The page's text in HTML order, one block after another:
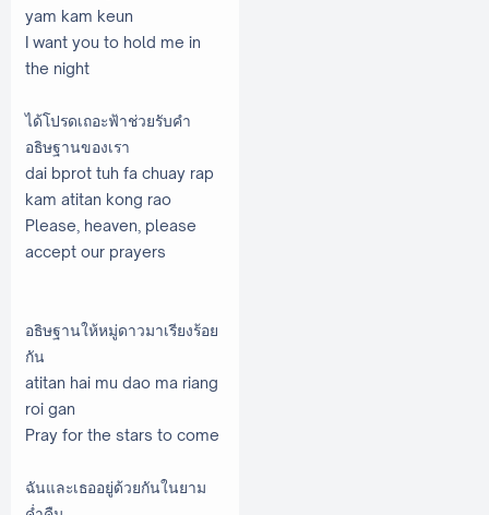
yam kam keun
I want you to hold me in
the night
ได้โปรดเถอะฟ้าช่วยรับคำ
อธิษฐานของเรา
dai bprot tuh fa chuay rap
kam atitan kong rao
Please, heaven, please
accept our prayers
อธิษฐานให้หมู่ดาวมาเรียงร้อย
กัน
atitan hai mu dao ma riang
roi gan
Pray for the stars to come
ฉันและเธออยู่ด้วยกันในยาม